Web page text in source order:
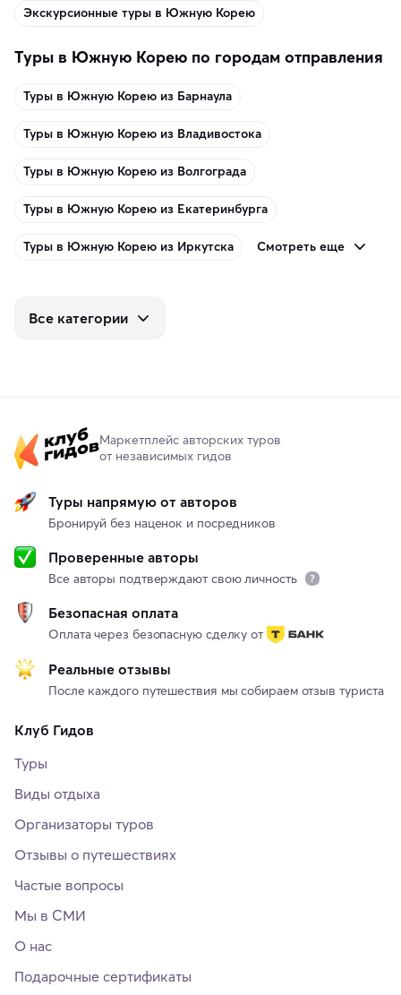
Экскурсионные туры в Южную Корею
Туры в Южную Корею по городам отправления
Туры в Южную Корею из Барнаула
Туры в Южную Корею из Владивостока
Туры в Южную Корею из Волгограда
Туры в Южную Корею из Екатеринбурга
Туры в Южную Корею из Иркутска Смотреть еще
Все категории
Маркетплейс авторских туров
от независимых гидов
Туры напрямую от авторов
Бронируй без наценок и посредников
Проверенные авторы
Все авторы подтверждают свою личность
Безопасная оплата
Оплата через безопасную сделку от
Реальные отзывы
После каждого путешествия мы собираем отзыв туриста
Клуб Гидов
Туры
Виды отдыха
Организаторы туров
Отзывы о путешествиях
Частые вопросы
Мы в СМИ
О нас
Подарочные сертификаты